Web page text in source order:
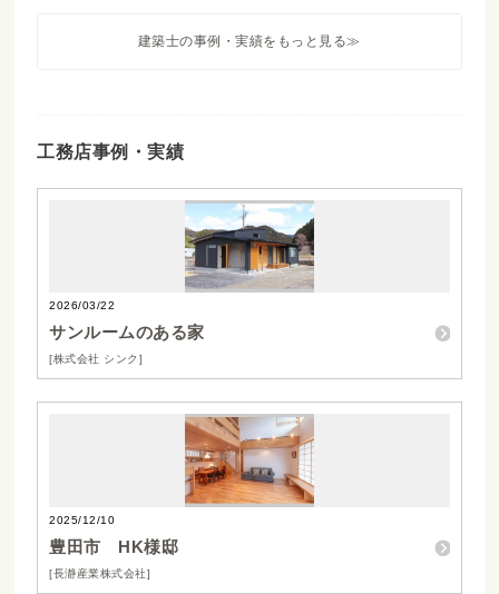
建築士の事例・実績をもっと見る≫
工務店事例・実績
2026/03/22
サンルームのある家
[株式会社 シンク]
2025/12/10
豊田市 HK様邸
[長瀞産業株式会社]